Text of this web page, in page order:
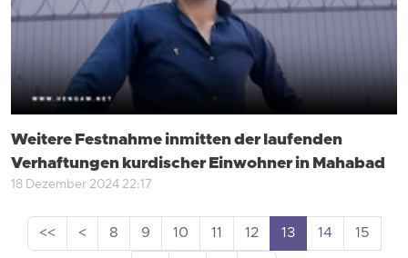
Weitere Festnahme inmitten der laufenden
Verhaftungen kurdischer Einwohner in Mahabad
18 Dezember 2024 22:17
<< < 8 9 10 11 12 13 14
15